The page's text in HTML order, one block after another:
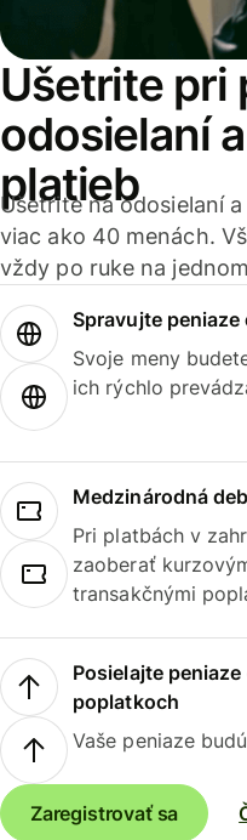
Ušetrite pri
odosielaní
platieb
Ušetrite na odosielaní
viac ako 40 menách.
vždy po ruke na
Spravujte
Svoje meny
ich rýchlo
Medzinárodná
Pri platbách v
zaoberať
transakčnými
Posielajte
poplatkoch
Vaše peniaze
Zaregistrovať sa